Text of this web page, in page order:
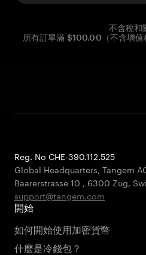
不含稅和
所有訂單滿 $100.00（不含增值
Reg. No CHE-390.112.525
Global Headquarters, Tangem
Baarerstrasse 10 , 6300 Zug,
support@tangem.com
開始
如何開始使用加密貨幣
什麼是冷錢包？